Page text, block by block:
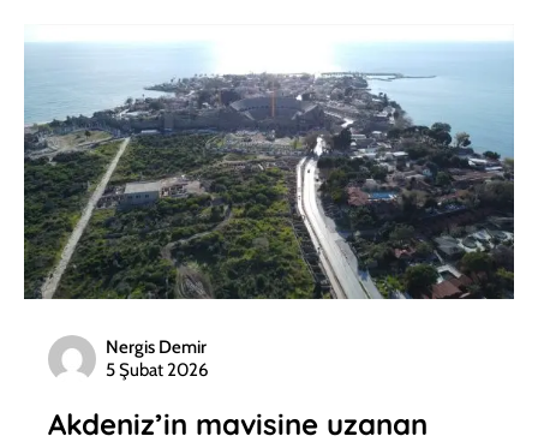
Nergis Demir
5 Şubat 2026
Akdeniz’in mavisine uzanan